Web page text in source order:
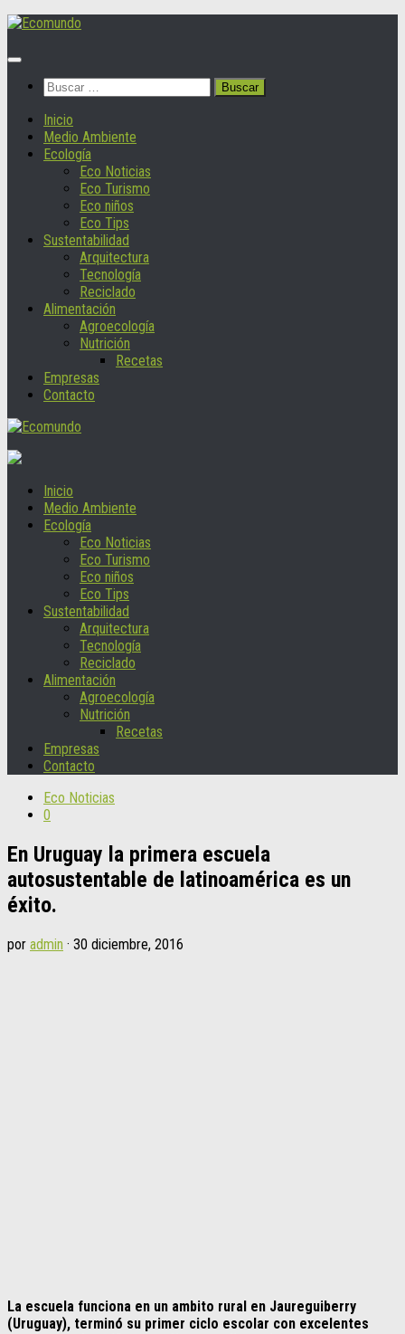
Saltar
contenido
Buscar:
Inicio
Medio Ambiente
Ecología
Eco Noticias
Eco Turismo
Eco niños
Eco Tips
Sustentabilidad
Arquitectura
Tecnología
Reciclado
Alimentación
Agroecología
Nutrición
Recetas
Empresas
Contacto
Inicio
Medio Ambiente
Ecología
Eco Noticias
Eco Turismo
Eco niños
Eco Tips
Sustentabilidad
Arquitectura
Tecnología
Reciclado
Alimentación
Agroecología
Nutrición
Recetas
Empresas
Contacto
Eco Noticias
0
En Uruguay la primera escuela
autosustentable de latinoamérica es un
éxito.
por admin · 30 diciembre, 2016
La escuela funciona en un ambito rural en Jaureguiberry
(Uruguay), terminó su primer ciclo escolar con excelentes